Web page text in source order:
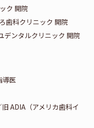
ク 開院
歯科クリニック 開院
ンタルクリニック 開院
導医
ADIA（アメリカ歯科イ